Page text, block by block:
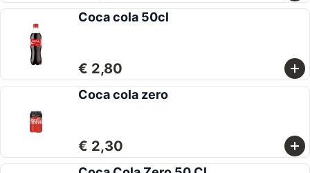
Coca cola 50cl
€ 2,80
Coca cola zero
€ 2,30